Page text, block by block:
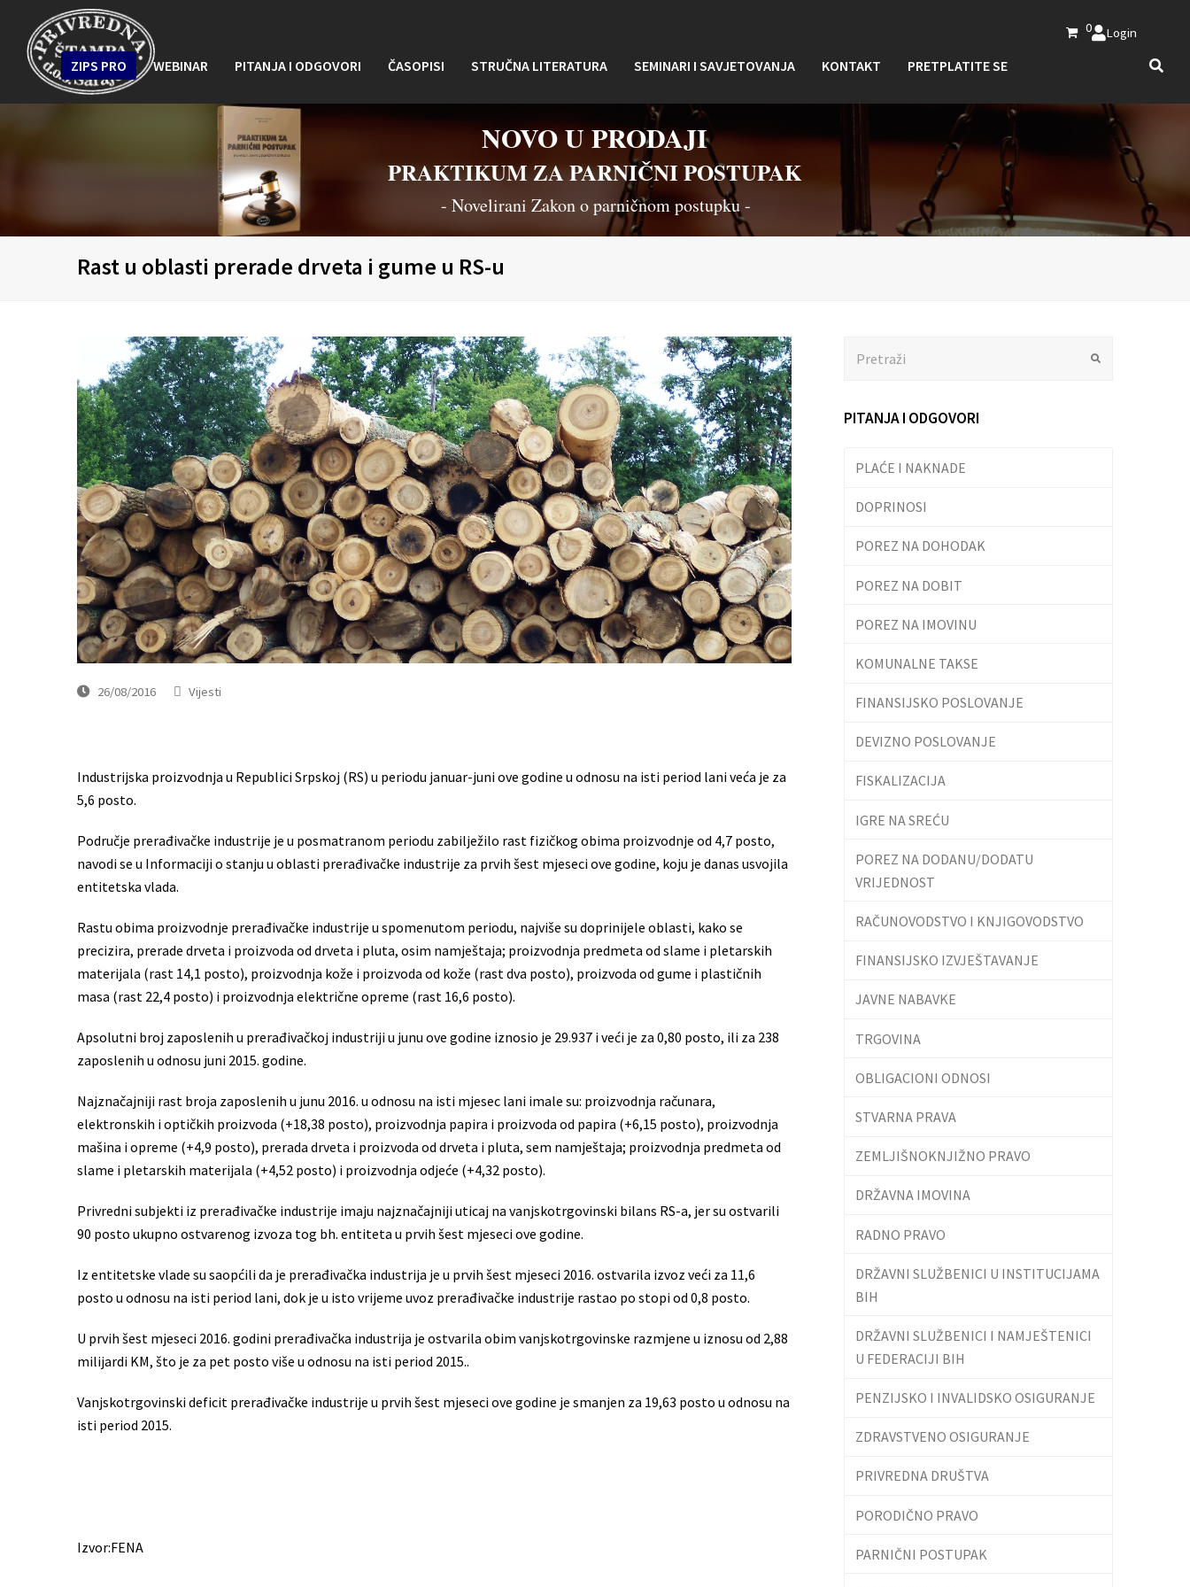
0 Login
ZIPS PRO WEBINAR PITANJA I ODGOVORI ČASOPISI STRUČNA LITERATURA SEMINARI I SAVJETOVANJA KONTAKT PRETPLATITE SE
NOVO U PRODAJI
PRAKTIKUM ZA PARNIČNI POSTUPAK
- Novelirani Zakon o parničnom postupku -
Rast u oblasti prerade drveta i gume u RS-u
26/08/2016 Vijesti
Industrijska proizvodnja u Republici Srpskoj (RS) u periodu januar-juni ove godine u odnosu na isti period lani veća je za
5,6 posto.
Područje prerađivačke industrije je u posmatranom periodu zabilježilo rast fizičkog obima proizvodnje od 4,7 posto,
navodi se u Informaciji o stanju u oblasti prerađivačke industrije za prvih šest mjeseci ove godine, koju je danas usvojila
entitetska vlada.
Rastu obima proizvodnje prerađivačke industrije u spomenutom periodu, najviše su doprinijele oblasti, kako se
precizira, prerade drveta i proizvoda od drveta i pluta, osim namještaja; proizvodnja predmeta od slame i pletarskih
materijala (rast 14,1 posto), proizvodnja kože i proizvoda od kože (rast dva posto), proizvoda od gume i plastičnih
masa (rast 22,4 posto) i proizvodnja električne opreme (rast 16,6 posto).
Apsolutni broj zaposlenih u prerađivačkoj industriji u junu ove godine iznosio je 29.937 i veći je za 0,80 posto, ili za 238
zaposlenih u odnosu juni 2015. godine.
Najznačajniji rast broja zaposlenih u junu 2016. u odnosu na isti mjesec lani imale su: proizvodnja računara,
elektronskih i optičkih proizvoda (+18,38 posto), proizvodnja papira i proizvoda od papira (+6,15 posto), proizvodnja
mašina i opreme (+4,9 posto), prerada drveta i proizvoda od drveta i pluta, sem namještaja; proizvodnja predmeta od
slame i pletarskih materijala (+4,52 posto) i proizvodnja odjeće (+4,32 posto).
Privredni subjekti iz prerađivačke industrije imaju najznačajniji uticaj na vanjskotrgovinski bilans RS-a, jer su ostvarili
90 posto ukupno ostvarenog izvoza tog bh. entiteta u prvih šest mjeseci ove godine.
Iz entitetske vlade su saopćili da je prerađivačka industrija je u prvih šest mjeseci 2016. ostvarila izvoz veći za 11,6
posto u odnosu na isti period lani, dok je u isto vrijeme uvoz prerađivačke industrije rastao po stopi od 0,8 posto.
U prvih šest mjeseci 2016. godini prerađivačka industrija je ostvarila obim vanjskotrgovinske razmjene u iznosu od 2,88
milijardi KM, što je za pet posto više u odnosu na isti period 2015..
Vanjskotrgovinski deficit prerađivačke industrije u prvih šest mjeseci ove godine je smanjen za 19,63 posto u odnosu na
isti period 2015.
Izvor:FENA
PITANJA I ODGOVORI
PLAĆE I NAKNADE
DOPRINOSI
POREZ NA DOHODAK
POREZ NA DOBIT
POREZ NA IMOVINU
KOMUNALNE TAKSE
FINANSIJSKO POSLOVANJE
DEVIZNO POSLOVANJE
FISKALIZACIJA
IGRE NA SREĆU
POREZ NA DODANU/DODATU
VRIJEDNOST
RAČUNOVODSTVO I KNJIGOVODSTVO
FINANSIJSKO IZVJEŠTAVANJE
JAVNE NABAVKE
TRGOVINA
OBLIGACIONI ODNOSI
STVARNA PRAVA
ZEMLJIŠNOKNJIŽNO PRAVO
DRŽAVNA IMOVINA
RADNO PRAVO
DRŽAVNI SLUŽBENICI U INSTITUCIJAMA
BIH
DRŽAVNI SLUŽBENICI I NAMJEŠTENICI
U FEDERACIJI BIH
PENZIJSKO I INVALIDSKO OSIGURANJE
ZDRAVSTVENO OSIGURANJE
PRIVREDNA DRUŠTVA
PORODIČNO PRAVO
PARNIČNI POSTUPAK